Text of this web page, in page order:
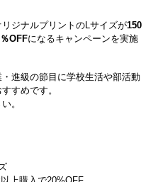
ジナルプリントのLサイズが150
OFFになるキャンペーンを実施
進級の節目に学校生活や部活動
すめです。
。